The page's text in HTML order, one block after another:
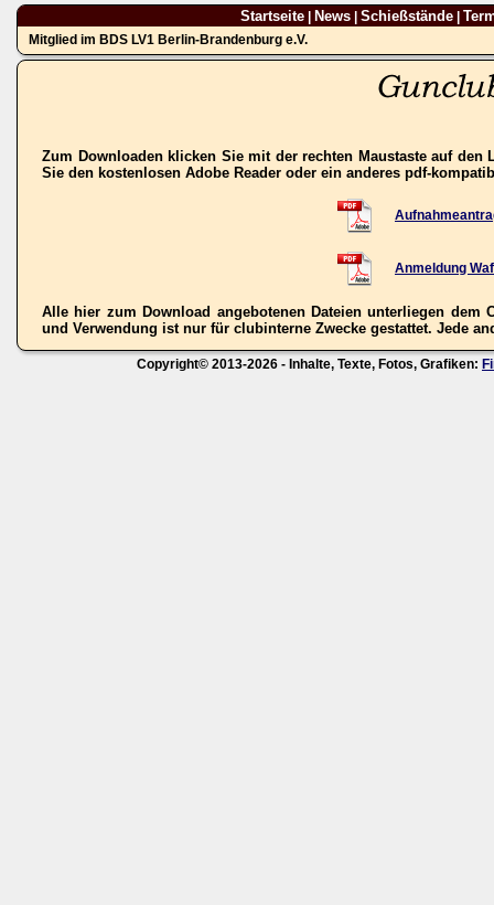
Startseite| News| Schießstände|
Mitglied im BDS LV1 Berlin-Brandenburg e.V.
Zum Downloaden klicken Sie mit der rechten Maustaste auf
Sie den kostenlosen Adobe Reader oder ein anderes pdf-
Anmeldung
Alle hier zum Download angebotenen Dateien unterliegen
und Verwendung ist nur für clubinterne Zwecke gestattet. Jede
Copyright© 2013-2026 - Inhalte, Texte, Fotos, Grafiken: